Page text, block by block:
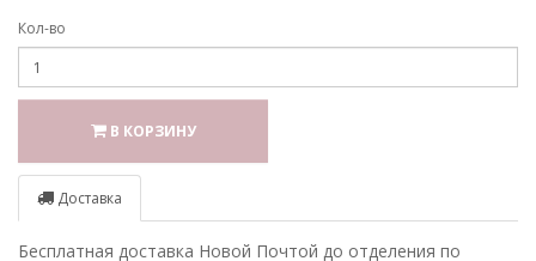
Кол-во
В КОРЗИНУ
Доставка
Бесплатная доставка Новой Почтой до отделения по